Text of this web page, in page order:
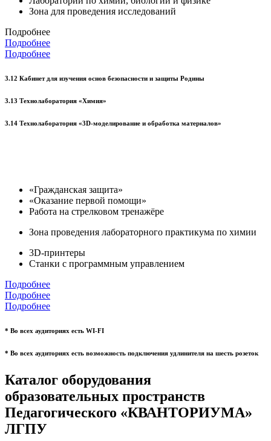
Зона для проведения исследований
Подробнее
Подробнее
Подробнее
3.12 Кабинет для изучения основ безопасности и защиты Родины
3.13 Технолаборатория «Химия»
3.14 Технолаборатория «3D-моделирование и обработка материалов»
«Гражданская защита»
«Оказание первой помощи»
Работа на стрелковом тренажёре
Зона проведения лабораторного практикума по химии
3D-принтеры
Станки с программным управлением
Подробнее
Подробнее
Подробнее
* Во всех аудиториях есть WI-FI
* Во всех аудиториях есть возможность подключения удлинителя на шесть розеток
Каталог оборудования
образовательных пространств
Педагогического «КВАНТОРИУМА»
ЛГПУ